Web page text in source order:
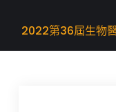
2022第36屆生物